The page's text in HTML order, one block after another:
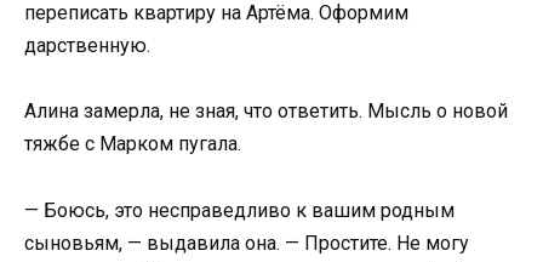
переписать квартиру на Артёма. Оформим
дарственную.
Алина замерла, не зная, что ответить. Мысль о новой
тяжбе с Марком пугала.
— Боюсь, это несправедливо к вашим родным
сыновьям, — выдавила она. — Простите. Не могу